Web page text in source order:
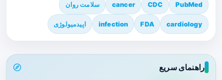
PubMed
CDC
cancer سلامت روان
cardiology
FDA
infection اپیدمیولوژی
راهنمای سریع